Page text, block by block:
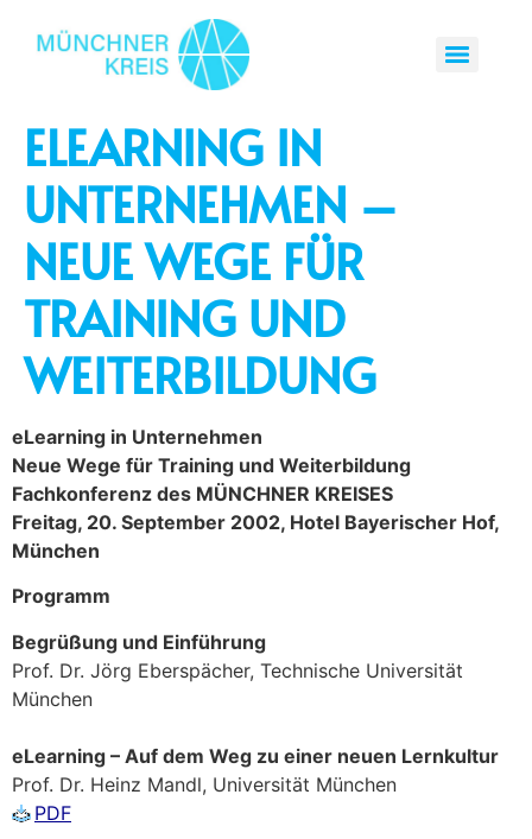
ELEARNING IN
UNTERNEHMEN –
NEUE WEGE FÜR
TRAINING UND
WEITERBILDUNG
eLearning in Unternehmen
Neue Wege für Training und Weiterbildung
Fachkonferenz des MÜNCHNER KREISES
Freitag, 20. September 2002, Hotel Bayerischer Hof,
München
Programm
Begrüßung und Einführung
Prof. Dr. Jörg Eberspächer, Technische Universität
München
eLearning – Auf dem Weg zu einer neuen Lernkultur
Prof. Dr. Heinz Mandl, Universität München
PDF